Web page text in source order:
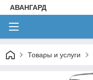
АВАНГАРД
Товары и услуги